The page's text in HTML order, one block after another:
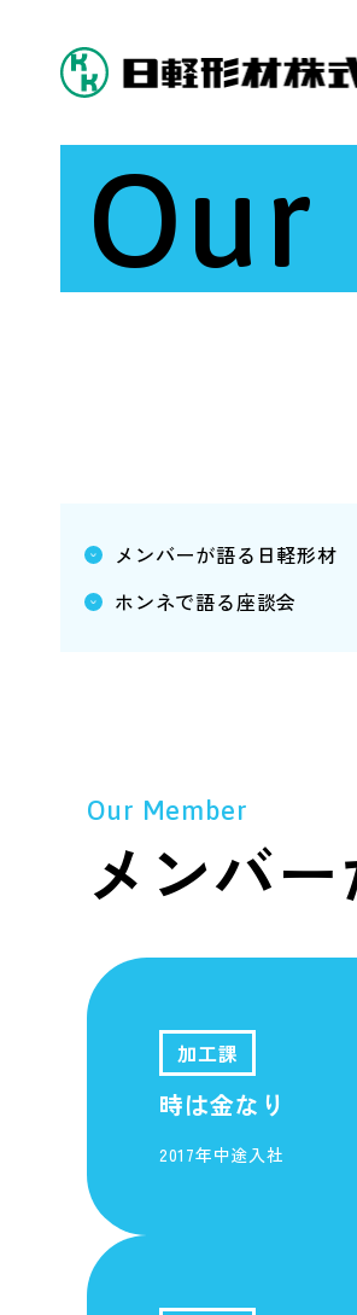
Our
メンバーが語る日軽形材
ホンネで語る座談会
Our Member
メンバ
加工課
時は金なり
2017年中途入社